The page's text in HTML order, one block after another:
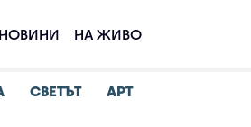
НОВИНИ НА ЖИВО
СВЕТЪТ АРТ